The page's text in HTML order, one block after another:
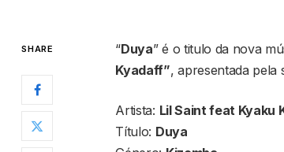
SHARE “Duya” é o titulo da nova
Kyadaff”, apresentada pela
Artista: Lil Saint feat Kyaku
Título: Duya